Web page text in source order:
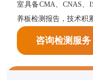
室具备CMA、CNAS、
养板检测报告，技术积
咨询检测服务